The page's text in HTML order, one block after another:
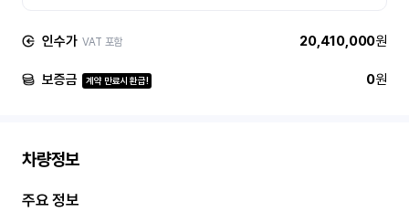
인수가 VAT 포함 20,410,000원
보증금 계약 만료시 환급! 0원
차량정보
주요 정보